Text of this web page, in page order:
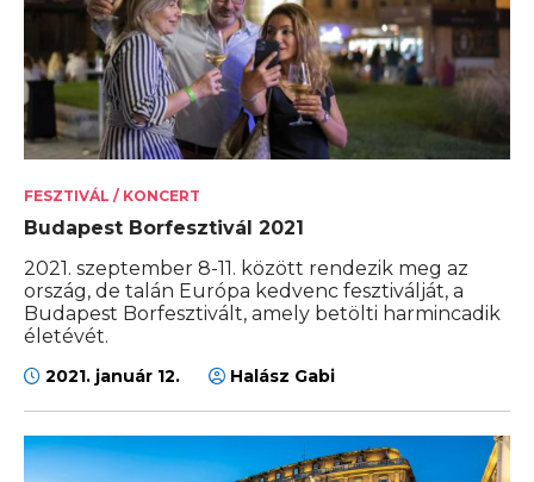
FESZTIVÁL / KONCERT
Budapest Borfesztivál 2021
2021. szeptember 8-11. között rendezik meg az
ország, de talán Európa kedvenc fesztiválját, a
Budapest Borfesztivált, amely betölti harmincadik
életévét.
2021. január 12. Halász Gabi